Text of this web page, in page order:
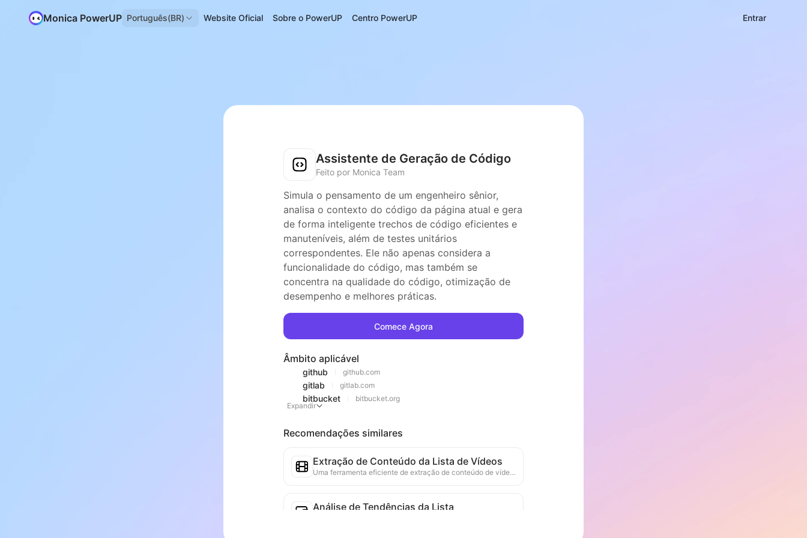
Monica PowerUP Português(BR) Website Oficial Sobre o PowerUP Centro PowerUP Entrar
Assistente de Geração de Código
Feito por Monica Team
Simula o pensamento de um engenheiro sênior,
analisa o contexto do código da página atual e gera
de forma inteligente trechos de código eficientes e
manuteníveis, além de testes unitários
correspondentes. Ele não apenas considera a
funcionalidade do código, mas também se
concentra na qualidade do código, otimização de
desempenho e melhores práticas.
Comece Agora
Âmbito aplicável
github github.com
gitlab gitlab.com
bitbucket
bitbucket.org
Expandir
Recomendações similares
Extração de Conteúdo da Lista de Vídeos
Uma ferramenta eficiente de extração de conteúdo de vídeo da web, capaz de escanear rapidamente páginas da web e organizar as informações de vídeo em uma tabela Markdown estruturada.
Análise de Tendências da Lista